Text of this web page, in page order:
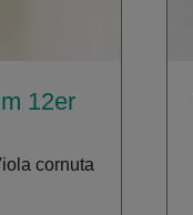
12er
cornuta